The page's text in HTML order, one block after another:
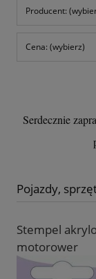
Producent:
Cena: (wybierz)
Serdecznie
Pojazdy,
Stempel
motorower